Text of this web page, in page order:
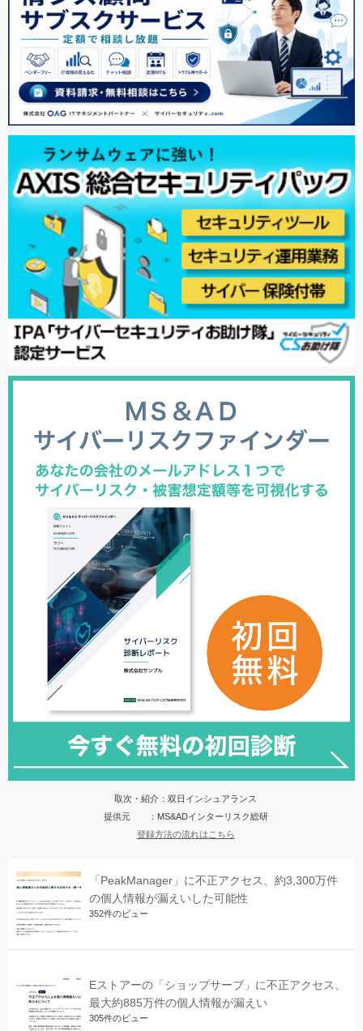
取次・紹介：双日インシュアランス
提供元 ：MS&ADインターリスク総研
登録方法の流れはこちら
「PeakManager」に不正アクセス、約3,300万件
の個人情報が漏えいした可能性
352件のビュー
Eストアーの「ショップサーブ」に不正アクセス、
最大約885万件の個人情報が漏えい
305件のビュー